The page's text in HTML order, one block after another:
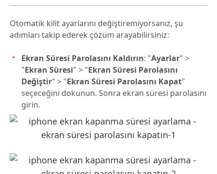
Otomatik kilit ayarlarını değiştiremiyorsanız, şu
adımları takip ederek çözüm arayabilirsiniz:
Ekran Süresi Parolasını Kaldırın: "Ayarlar" >
"Ekran Süresi" > "Ekran Süresi Parolasını
Değiştir" > "Ekran Süresi Parolasını Kapat"
seçeceğini dokunun. Sonra ekran süresi parolasını
girin.